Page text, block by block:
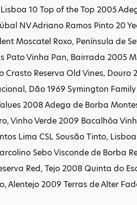
10 Top of the Top 2005
NV Adriano Ramos Pinto 20
Moscatel Roxo, Península de
Pato Vinha Pan, Bairrada 2005
Reserva Old Vines, Douro
Dão 1969 Symington Family
2008 Adega de Borba
Vinho Verde 2009 Bacalhôa
Lima CSL Sousão Tinto,
Sebo Visconde de Borba
Red, Tejo 2008 Quinta do
2009 Terras de Alter